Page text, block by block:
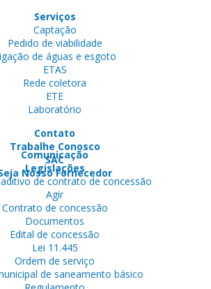
Serviços
Captação
Pedido de viabilidade
de águas e esgoto
ETAS
Rede coletora
ETE
Laboratório
Contato
Trabalhe Conosco
SAC
Nosso Fornecedor
Comunicação
Legislações
de contrato de concessão
Agir
Contrato de concessão
Documentos
Edital de concessão
Lei 11.445
Ordem de serviço
de saneamento básico